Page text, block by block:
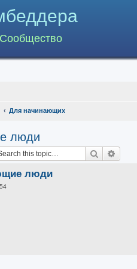
Сообщество
Для начинающих
люди
Search
люди